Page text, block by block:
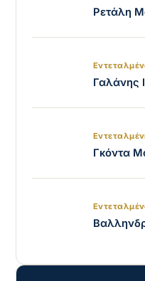
Ρετάλη
Γαλάνης
Γκόντα